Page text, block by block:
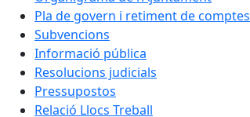
Pla de govern i retiment de comptes
Subvencions
Informació pública
Resolucions judicials
Pressupostos
Relació Llocs Treball